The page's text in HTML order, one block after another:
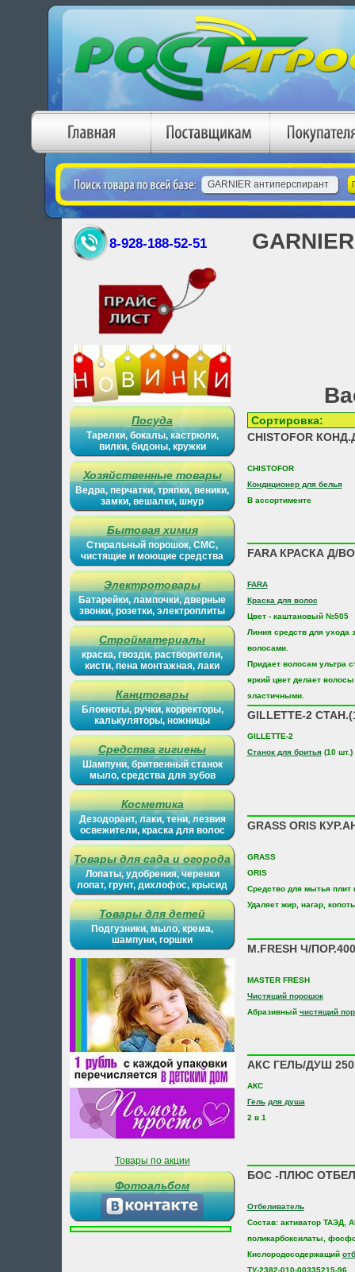
8-928-188-52-51
Посуда
Тарелки, бокалы, кастрюли,
вилки, бидоны, кружки
Хозяйственные товары
Ведра, перчатки, тряпки, веники,
замки, вешалки, шнур
Бытовая химия
Стиральный порошок, СМС,
чистящие и моющие средства
Электротовары
Батарейки, лампочки, дверные
звонки, розетки, электроплиты
Стройматериалы
краска, гвозди, растворители,
кисти, пена монтажная, лаки
Канцтовары
Блокноты, ручки, корректоры,
калькуляторы, ножницы
Средства гигиены
Шампуни, бритвенный станок
мыло, средства для зубов
Косметика
Дезодорант, лаки, тени, лезвия
освежители, краска для волос
Товары для сада и огорода
Лопаты, удобрения, черенки
лопат, грунт, дихлофос, крысид
Товары для детей
Подгузники, мыло, крема,
шампуни, горшки
Товары по акции
Фотоальбом
CHISTOFOR
CHISTOFOR
Кондиционер для белья
В ассортименте
FARA КРАСКА Д/
FARA
Краска для волос
Цвет - каштановый №505
Линия средств для ухода
волосами.
Придает волосам ультра
яркий цвет делает
эластичными.
GILLETTE-2
GILLETTE-2
Станок для бритья(10 шт.)
GRASS ORIS
GRASS
ORIS
Средство для мытья плит
Удаляет жир, нагар, копоть
M.FRESH Ч/
MASTER FRESH
Чистящий порошок
Абразивный чистящий
АКС ГЕЛЬ/ДУШ
АКС
Гель для душа
2 в 1
БОС -ПЛЮС
Отбеливатель
Состав: активатор ТАЭД,
поликарбоксилаты,
Кислородосодержащий
ТУ-2382-010-00335215-96